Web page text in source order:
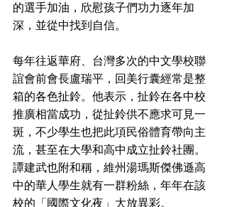
的選手加油，欣慰孩子們功力逐年加
深，並從中找到自信。
每年往返華府、台灣多次的中文學校聯
誼會前會長盧瑞平，回美行囊經常是整
箱的各色扯鈴。他表示，扯鈴在各中校
推廣相當成功，從扯鈴供不應求可見一
斑，不少學生也把此項民俗體育帶向主
流，甚至在大學和高中成立扯鈴社團。
譚建武也附和稱，維州湯瑪斯傑佛遜高
中的華人學生就有一群粉絲，年年在該
校的「國際文化夜」大放異彩。